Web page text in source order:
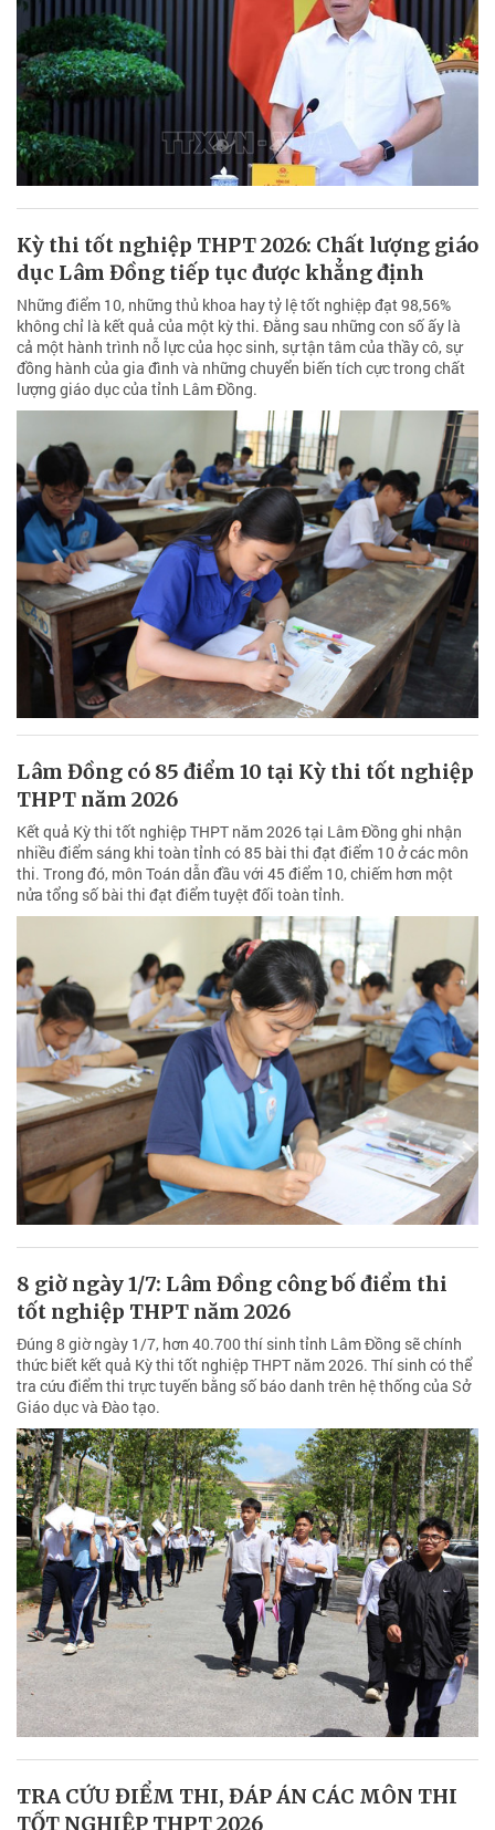
Kỳ thi tốt nghiệp THPT 2026: Chất lượng giáo
dục Lâm Đồng tiếp tục được khẳng định
Những điểm 10, những thủ khoa hay tỷ lệ tốt nghiệp đạt 98,56%
không chỉ là kết quả của một kỳ thi. Đằng sau những con số ấy là
cả một hành trình nỗ lực của học sinh, sự tận tâm của thầy cô, sự
đồng hành của gia đình và những chuyển biến tích cực trong chất
lượng giáo dục của tỉnh Lâm Đồng.
Lâm Đồng có 85 điểm 10 tại Kỳ thi tốt nghiệp
THPT năm 2026
Kết quả Kỳ thi tốt nghiệp THPT năm 2026 tại Lâm Đồng ghi nhận
nhiều điểm sáng khi toàn tỉnh có 85 bài thi đạt điểm 10 ở các môn
thi. Trong đó, môn Toán dẫn đầu với 45 điểm 10, chiếm hơn một
nửa tổng số bài thi đạt điểm tuyệt đối toàn tỉnh.
8 giờ ngày 1/7: Lâm Đồng công bố điểm thi
tốt nghiệp THPT năm 2026
Đúng 8 giờ ngày 1/7, hơn 40.700 thí sinh tỉnh Lâm Đồng sẽ chính
thức biết kết quả Kỳ thi tốt nghiệp THPT năm 2026. Thí sinh có thể
tra cứu điểm thi trực tuyến bằng số báo danh trên hệ thống của Sở
Giáo dục và Đào tạo.
TRA CỨU ĐIỂM THI, ĐÁP ÁN CÁC MÔN THI
TỐT NGHIỆP THPT 2026